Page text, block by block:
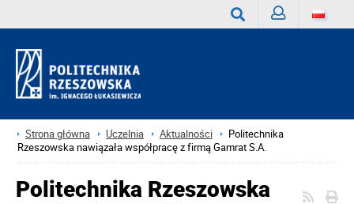
Strona główna Uczelnia Aktualności
Politechnika
Rzeszowska nawiązała współpracę z firmą Gamrat S.A.
Politechnika Rzeszowska